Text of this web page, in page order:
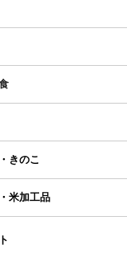
きのこ
米加工品